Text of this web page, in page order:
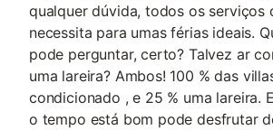
qualquer dúvida, todos os serviços
necessita para umas férias ideais.
pode perguntar, certo? Talvez ar
uma lareira? Ambos! 100 % das
condicionado , e 25 % uma lareira.
o tempo está bom pode desfrutar